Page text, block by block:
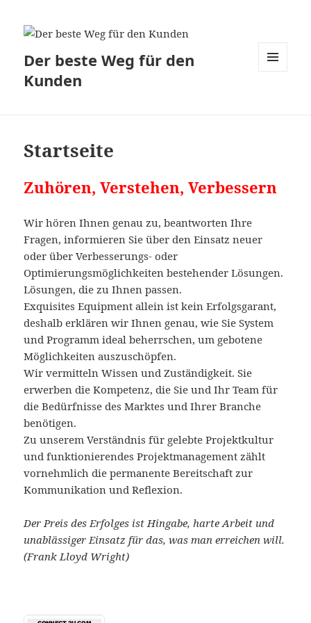
Der beste Weg für den
Kunden
Startseite
Zuhören, Verstehen, Verbessern
Wir hören Ihnen genau zu, beantworten Ihre
Fragen, informieren Sie über den Einsatz neuer
oder über Verbesserungs- oder
Optimierungsmöglichkeiten bestehender Lösungen.
Lösungen, die zu Ihnen passen.
Exquisites Equipment allein ist kein Erfolgsgarant,
deshalb erklären wir Ihnen genau, wie Sie System
und Programm ideal beherrschen, um gebotene
Möglichkeiten auszuschöpfen.
Wir vermitteln Wissen und Zuständigkeit. Sie
erwerben die Kompetenz, die Sie und Ihr Team für
die Bedürfnisse des Marktes und Ihrer Branche
benötigen.
Zu unserem Verständnis für gelebte Projektkultur
und funktionierendes Projektmanagement zählt
vornehmlich die permanente Bereitschaft zur
Kommunikation und Reflexion.
Der Preis des Erfolges ist Hingabe, harte Arbeit und
unablässiger Einsatz für das, was man erreichen will.
(Frank Lloyd Wright)